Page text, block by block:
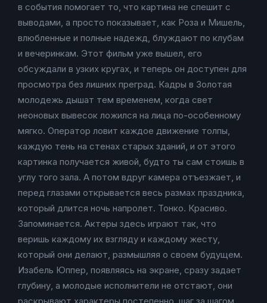
в события помогает то, что картина не спешит с
выводами, а просто показывает, как Роза и Мишель,
влюбленные и полные надежд, блуждают по клубам
и вечеринкам. Этот фильм уже вышел, его
обсуждали в узких кругах, и теперь он доступен для
просмотра без лишних преград. Кадры в Золотая
молодежь дышат тем временем, когда свет
неоновых вывесок ложился на лица по-особенному
мягко. Оператор ловит каждое движение толпы,
каждую тень на стенах старых зданий, и от этого
картинка получается живой, будто ты сам стоишь в
углу того зала. А потом вдруг камера отъезжает, и
перед глазами открывается весь размах праздника,
который длится ночь напролет. Тонко. Красиво.
Запоминается. Актеры здесь играют так, что
веришь каждому их взгляду и каждому жесту,
который они делают, размышляя о своем будущем.
Изабель Юппер, появляясь на экране, сразу задает
глубину, а молодые исполнители не отстают, они
раскрывают характеры постепенно, шаг за шагом,